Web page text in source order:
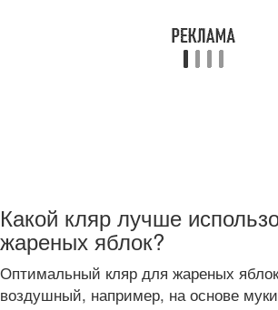
Какой кляр лучше
жареных яблок?
Оптимальный кляр для жареных
воздушный, например, на основе